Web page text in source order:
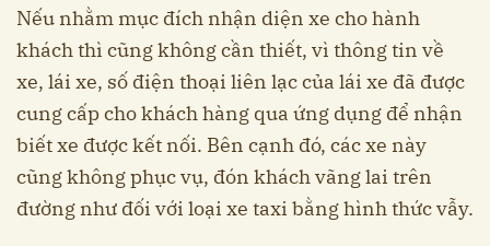
Nếu nhằm mục đích nhận diện xe cho hành
khách thì cũng không cần thiết, vì thông tin về
xe, lái xe, số điện thoại liên lạc của lái xe đã được
cung cấp cho khách hàng qua ứng dụng để nhận
biết xe được kết nối. Bên cạnh đó, các xe này
cũng không phục vụ, đón khách vãng lai trên
đường như đối với loại xe taxi bằng hình thức vẫy.